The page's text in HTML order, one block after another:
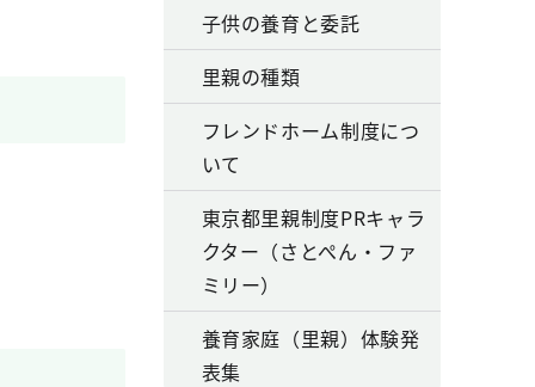
子供の養育と委託
里親の種類
フレンドホーム制度につ
いて
東京都里親制度PRキャラ
クター（さとぺん・ファ
ミリー）
養育家庭（里親）体験発
表集